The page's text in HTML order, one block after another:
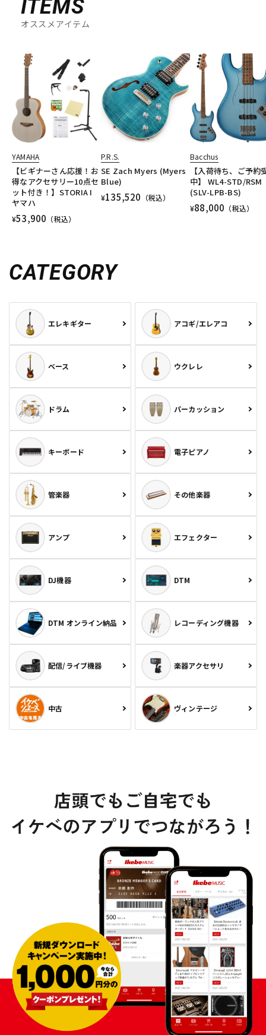
ITEMS
オススメアイテム
YAMAHA
【ビギナーさん応援！お
得なアクセサリー10点セ
ット付き！】STORIA I
ヤマハ
¥53,900 （税込）
P.R.S.
SE Zach Myers (Myers
Blue)
¥135,520 （税込）
Bacchus
【入荷待ち、ご予約
中】 WL4-STD/RSM
(SLV-LPB-BS)
¥88,000 （税込）
CATEGORY
エレキギター アコギ/エレアコ
ベース ウクレレ
ドラム パーカッション
キーボード 電子ピアノ
管楽器 その他楽器
アンプ エフェクター
DJ機器 DTM
DTM オンライン納品 レコーディング機器
配信/ライブ機器 楽器アクセサリ
中古 ヴィンテージ